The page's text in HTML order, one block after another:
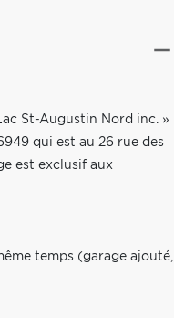
St-Augustin Nord inc. »
qui est au 26 rue des
est exclusif aux
temps (garage ajouté,